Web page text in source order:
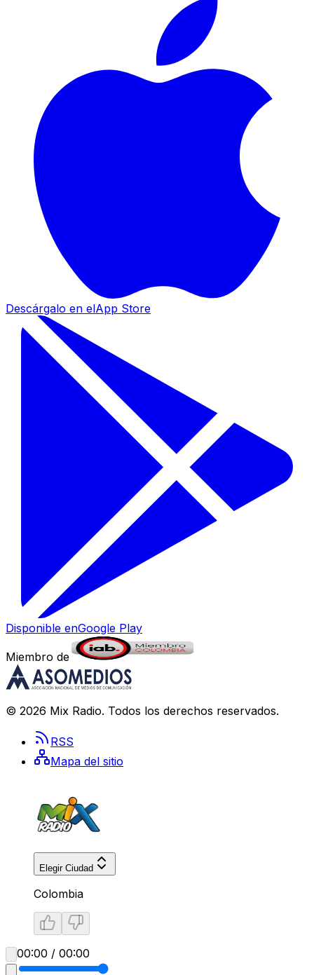
Descárgalo en elApp Store
Disponible enGoogle Play
Miembro de
© 2026 Mix Radio. Todos los derechos reservados.
RSS
Mapa del sitio
Elegir Ciudad
Colombia
00:00 / 00:00